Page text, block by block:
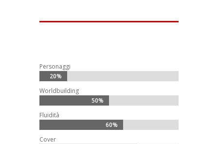
Personaggi
20%
20%
Worldbuilding
50%
50%
Fluidità
60%
60%
Cover